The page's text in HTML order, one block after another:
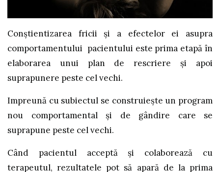
Conştientizarea fricii şi a efectelor ei asupra
comportamentului pacientului este prima etapă în
elaborarea unui plan de rescriere şi apoi
suprapunere peste cel vechi.
Impreună cu subiectul se construieşte un program
nou comportamental şi de gândire care se
suprapune peste cel vechi.
Când pacientul acceptă şi colaborează cu
terapeutul, rezultatele pot să apară de la prima